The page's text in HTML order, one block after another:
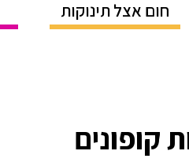
חום אצל תינוקות
קופונים